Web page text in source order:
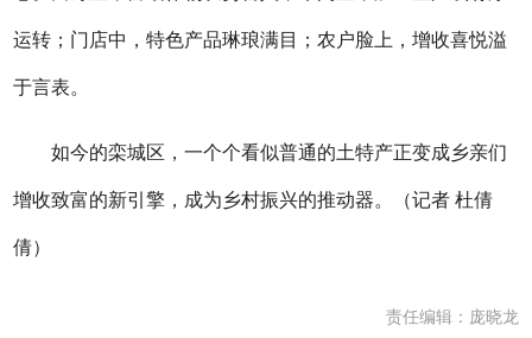
运转；门店中，特色产品琳琅满目；农户脸上，增收喜悦溢
于言表。
如今的栾城区，一个个看似普通的土特产正变成乡亲们
增收致富的新引擎，成为乡村振兴的推动器。（记者 杜倩
倩）
责任编辑：庞晓龙